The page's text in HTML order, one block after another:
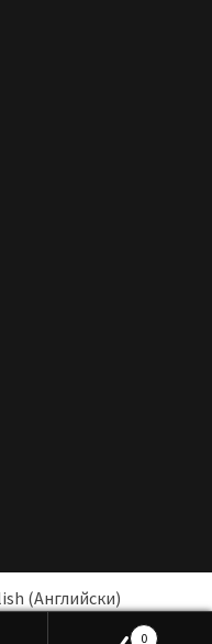
0
(Английски)
(опростен)